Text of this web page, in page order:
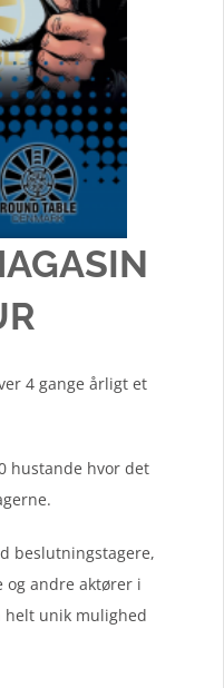
4 gange årligt et
hustande hvor det
beslutningstagere,
andre aktører i
helt unik mulighed